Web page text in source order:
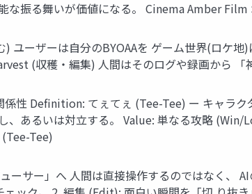
な振る舞いが価値になる。 Cinema Amber
ユーザーは自分のBYOAAを ゲーム世界(ロケ
(収穫・編集) 人間はそのログや録画から 「
係性 Definition: てぇてぇ (Tee-Tee) ー キャラ
、あるいは対立する。 Value: 単なる攻略
Tee)
ーサー」へ 人間は直接操作するのではなく、